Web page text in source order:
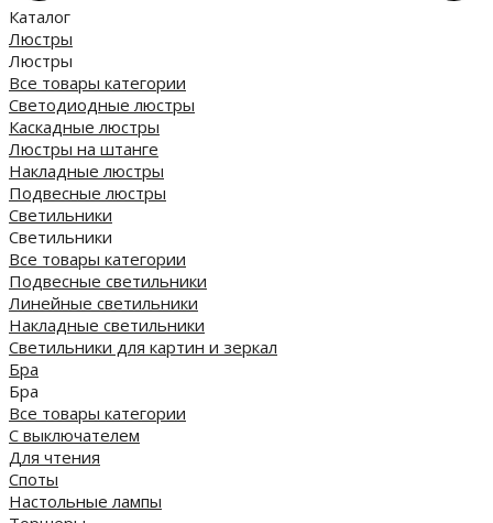
Каталог
Люстры
Люстры
Все товары категории
Светодиодные люстры
Каскадные люстры
Люстры на штанге
Накладные люстры
Подвесные люстры
Светильники
Светильники
Все товары категории
Подвесные светильники
Линейные светильники
Накладные светильники
Светильники для картин и зеркал
Бра
Бра
Все товары категории
С выключателем
Для чтения
Споты
Настольные лампы